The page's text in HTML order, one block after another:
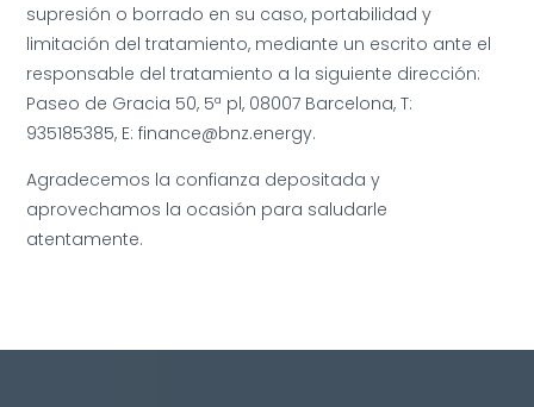
supresión o borrado en su caso, portabilidad y
limitación del tratamiento, mediante un escrito ante el
responsable del tratamiento a la siguiente dirección:
Paseo de Gracia 50, 5ª pl, 08007 Barcelona, T:
935185385, E: finance@bnz.energy.
Agradecemos la confianza depositada y
aprovechamos la ocasión para saludarle
atentamente.